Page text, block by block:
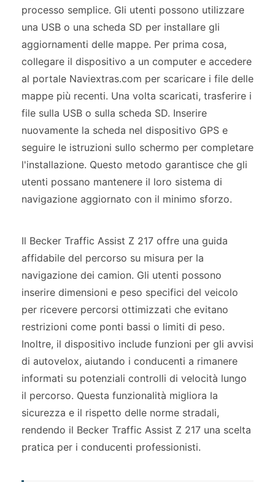
processo semplice. Gli utenti possono utilizzare
una USB o una scheda SD per installare gli
aggiornamenti delle mappe. Per prima cosa,
collegare il dispositivo a un computer e accedere
al portale Naviextras.com per scaricare i file delle
mappe più recenti. Una volta scaricati, trasferire i
file sulla USB o sulla scheda SD. Inserire
nuovamente la scheda nel dispositivo GPS e
seguire le istruzioni sullo schermo per completare
l'installazione. Questo metodo garantisce che gli
utenti possano mantenere il loro sistema di
navigazione aggiornato con il minimo sforzo.
Il Becker Traffic Assist Z 217 offre una guida
affidabile del percorso su misura per la
navigazione dei camion. Gli utenti possono
inserire dimensioni e peso specifici del veicolo
per ricevere percorsi ottimizzati che evitano
restrizioni come ponti bassi o limiti di peso.
Inoltre, il dispositivo include funzioni per gli avvisi
di autovelox, aiutando i conducenti a rimanere
informati su potenziali controlli di velocità lungo
il percorso. Questa funzionalità migliora la
sicurezza e il rispetto delle norme stradali,
rendendo il Becker Traffic Assist Z 217 una scelta
pratica per i conducenti professionisti.